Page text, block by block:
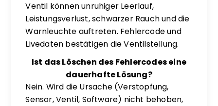
Ventil können unruhiger Leerlauf,
Leistungsverlust, schwarzer Rauch und die
Warnleuchte auftreten. Fehlercode und
Livedaten bestätigen die Ventilstellung.
Ist das Löschen des Fehlercodes eine
dauerhafte Lösung?
Nein. Wird die Ursache (Verstopfung,
Sensor, Ventil, Software) nicht behoben,